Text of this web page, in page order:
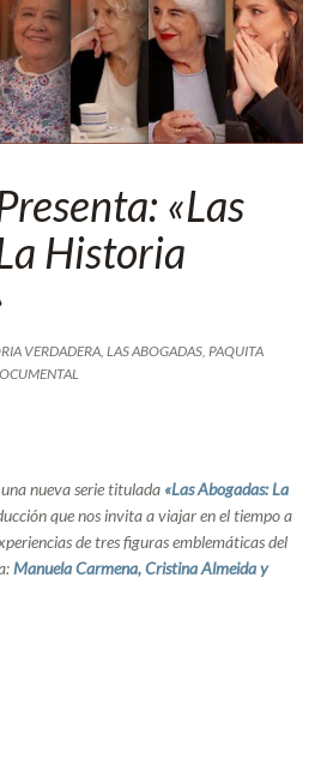
«Las
Historia
VERDADERA LAS ABOGADAS PAQUITA
nueva serie titulada «Las Abogadas: La
que nos invita a viajar en el tiempo a
de tres figuras emblemáticas del
Manuela Carmena, Cristina Almeida y